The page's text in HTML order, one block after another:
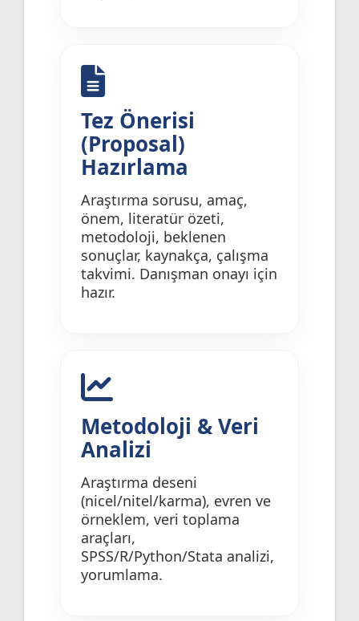
Tez Önerisi
(Proposal)
Hazırlama
Araştırma sorusu, amaç,
önem, literatür özeti,
metodoloji, beklenen
sonuçlar, kaynakça, çalışma
takvimi. Danışman onayı için
hazır.
Metodoloji & Veri
Analizi
Araştırma deseni
(nicel/nitel/karma), evren ve
örneklem, veri toplama
araçları,
SPSS/R/Python/Stata analizi,
yorumlama.